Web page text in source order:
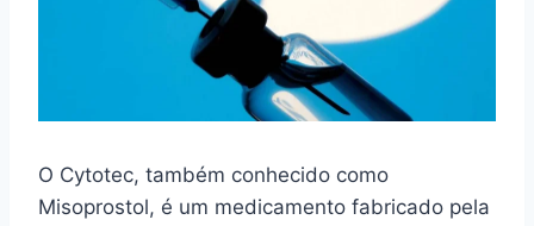
O Cytotec, também conhecido como
Misoprostol, é um medicamento fabricado pela